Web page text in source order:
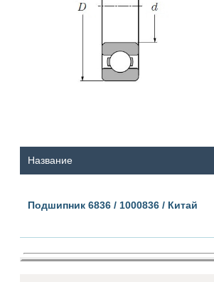
Название
Подшипник 6836 / 1000836 / Китай